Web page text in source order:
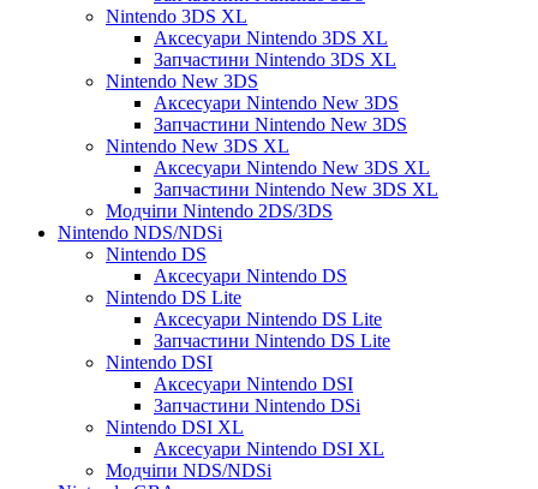
Nintendo 3DS XL
Аксесуари Nintendo 3DS XL
Запчастини Nintendo 3DS XL
Nintendo New 3DS
Аксесуари Nintendo New 3DS
Запчастини Nintendo New 3DS
Nintendo New 3DS XL
Аксесуари Nintendo New 3DS XL
Запчастини Nintendo New 3DS XL
Модчіпи Nintendo 2DS/3DS
Nintendo NDS/NDSi
Nintendo DS
Аксесуари Nintendo DS
Nintendo DS Lite
Аксесуари Nintendo DS Lite
Запчастини Nintendo DS Lite
Nintendo DSI
Аксесуари Nintendo DSI
Запчастини Nintendo DSi
Nintendo DSI XL
Аксесуари Nintendo DSI XL
Модчіпи NDS/NDSi